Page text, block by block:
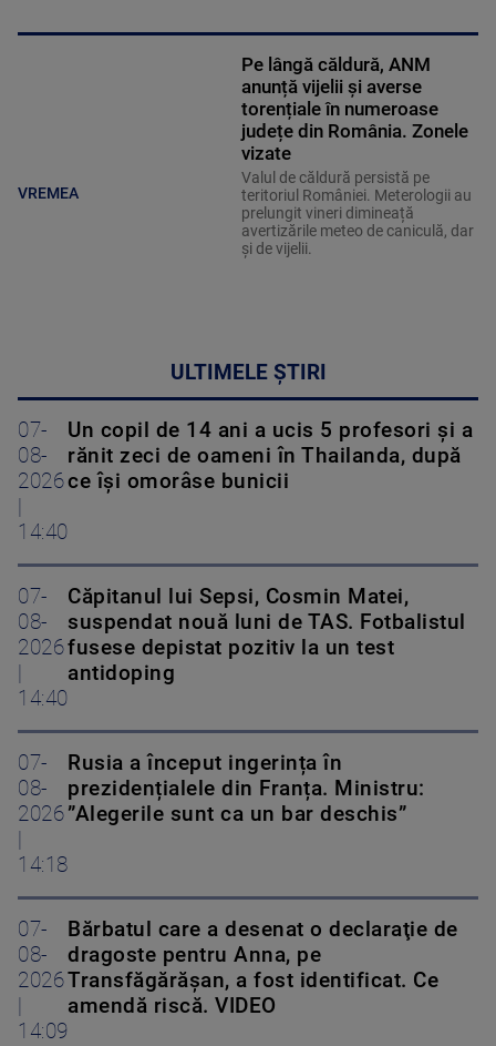
VREMEA
Pe lângă căldură, ANM
anunță vijelii și averse
torențiale în numeroase
județe din România. Zonele
vizate
Valul de căldură persistă pe
teritoriul României. Meterologii au
prelungit vineri dimineață
avertizările meteo de caniculă, dar
și de vijelii.
ULTIMELE ȘTIRI
07-
08-
2026
14:40
Un copil de 14 ani a ucis 5 profesori și a
rănit zeci de oameni în Thailanda, după
ce își omorâse bunicii
07-
08-
2026
14:40
Căpitanul lui Sepsi, Cosmin Matei,
suspendat nouă luni de TAS. Fotbalistul
fusese depistat pozitiv la un test
antidoping
07-
08-
2026
14:18
Rusia a început ingerința în
prezidențialele din Franța. Ministru:
”Alegerile sunt ca un bar deschis”
07-
08-
2026
14:09
Bărbatul care a desenat o declaraţie de
dragoste pentru Anna, pe
Transfăgărăşan, a fost identificat. Ce
amendă riscă. VIDEO